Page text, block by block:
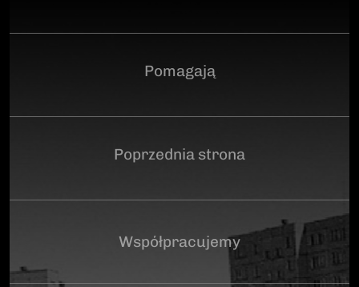
Pomagają
Poprzednia strona
Współpracujemy